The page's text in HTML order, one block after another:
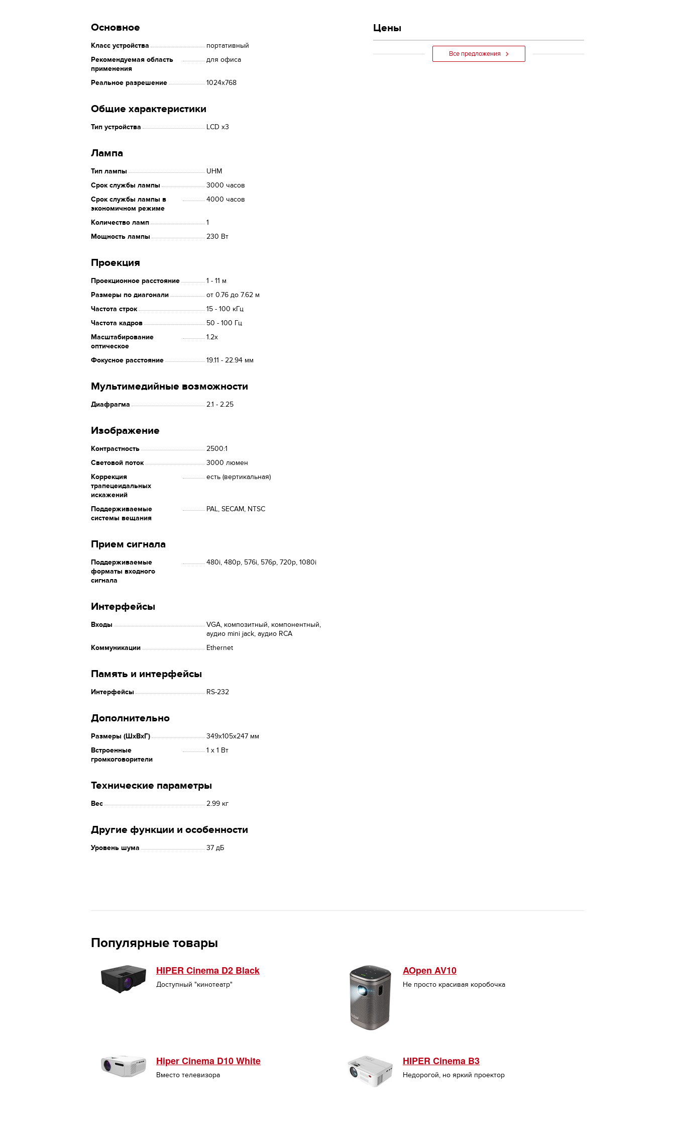
Основное
Класс устройства
портативный
Рекомендуемая область
применения
для офиса
Реальное разрешение 1024x768
Общие характеристики
Тип устройства LCD x3
Лампа
Тип лампы
UHM
Срок службы лампы
3000 часов
Срок службы лампы в
экономичном режиме
4000 часов
Количество ламп
1
Мощность лампы
230 Вт
Проекция
Проекционное расстояние
1 - 11 м
Размеры по диагонали
от 0.76 до 7.62 м
Частота строк
15 - 100 кГц
Частота кадров
50 - 100 Гц
Масштабирование
оптическое
1.2x
Фокусное расстояние 19.11 - 22.94 мм
Мультимедийные возможности
Диафрагма 2.1 - 2.25
Изображение
Контрастность
2500:1
Световой поток
3000 люмен
Коррекция
трапецеидальных
искажений
есть (вертикальная)
Поддерживаемые
системы вещания
PAL, SECAM, NTSC
Прием сигнала
Поддерживаемые
форматы входного
сигнала
480i, 480p, 576i, 576p, 720p, 1080i
Интерфейсы
Входы
VGA, композитный, компонентный,
аудио mini jack, аудио RCA
Коммуникации
Ethernet
Память и интерфейсы
Интерфейсы RS-232
Дополнительно
Размеры (ШxВxГ)
349x105x247 мм
Встроенные
громкоговорители
1 x 1 Вт
Технические параметры
Вес 2.99 кг
Другие функции и особенности
Уровень шума 37 дБ
Цены
Все предложения
Популярные товары
HIPER Cinema D2 Black
Доступный "кинотеатр"
AOpen AV10
Не просто красивая коробочка
Hiper Cinema D10 White
Вместо телевизора
HIPER Cinema B3
Недорогой, но яркий проектор